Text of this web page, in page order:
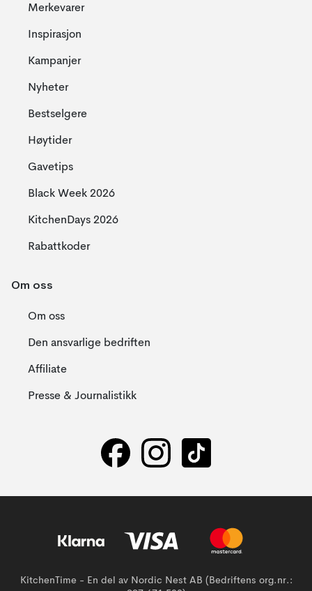
Merkevarer
Inspirasjon
Kampanjer
Nyheter
Bestselgere
Høytider
Gavetips
Black Week 2026
KitchenDays 2026
Rabattkoder
Om oss
Om oss
Den ansvarlige bedriften
Affiliate
Presse & Journalistikk
KitchenTime - En del av Nordic Nest AB (Bedriftens org.nr.: